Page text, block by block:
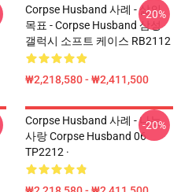
Corpse Husband 사례 - 삶의
목표 - Corpse Husband 삼성
갤럭시 소프트 케이스 RB2112
₩2,218,580 - ₩2,411,500
-20%
Corpse Husband 사례 - 나는
사랑 Corpse Husband 06
TP2212 ·
-20%